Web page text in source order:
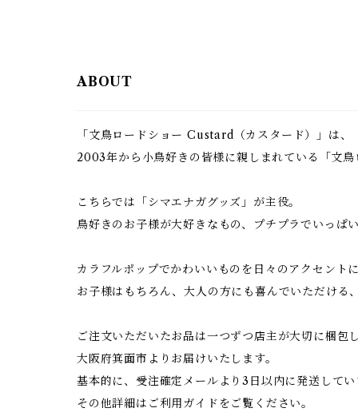
ABOUT
「文鳥ロードショー Custard（カスタード）」は、
2003年から小鳥好きの皆様に親しまれている「文
こちらでは「シマエナガグッズ」が主役。
鳥好きのお子様が大好きなもの、プチプラでいっぱ
カラフルポップでかわいいものを日々のアクセント
お子様はもちろん、大人の方にも喜んでいただける
ご注文いただいたお品は一つずつ店主が大切に梱包
大阪府箕面市よりお届けいたします。
基本的に、受注確定メールより3日以内に発送してい
その他詳細はご利用ガイドをご覧ください。